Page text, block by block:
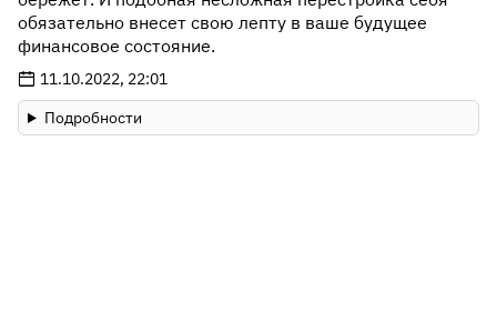
обязательно внесет свою лепту в ваше будущее
финансовое состояние.
11.10.2022, 22:01
Подробности